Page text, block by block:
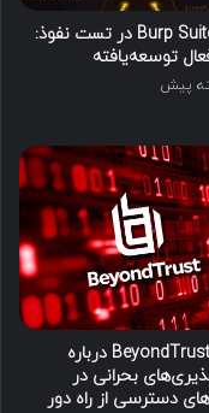
کاربرد Burp Suite در تست نفوذ:
توسعه‌یافته
هشدار BeyondTrust درباره
بحرانی در
دسترسی از راه دور